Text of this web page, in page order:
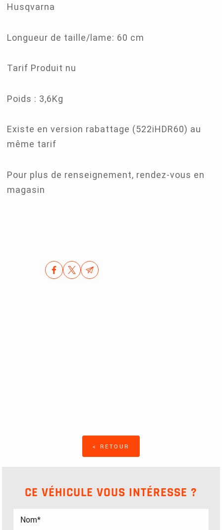
Husqvarna
Longueur de taille/lame: 60 cm
Tarif Produit nu
Poids : 3,6Kg
Existe en version rabattage (522iHDR60) au
même tarif
Pour plus de renseignement, rendez-vous en
magasin
< RETOUR
CE VÉHICULE VOUS INTÉRESSE ?